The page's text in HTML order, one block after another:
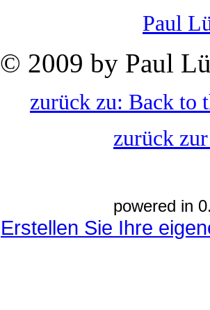
Paul
© 2009 by Paul
zurück zu: Back to
zurück
powered in
Erstellen Sie Ihre